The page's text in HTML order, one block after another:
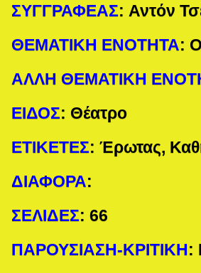
ΣΥΓΓΡΑΦΕΑΣ: Αντόν
ΘΕΜΑΤΙΚΗ ΕΝΟΤΗΤΑ:
ΑΛΛΗ ΘΕΜΑΤΙΚΗ
ΕΙΔΟΣ: Θέατρο
ΕΤΙΚΕΤΕΣ: Έρωτας,
ΔΙΑΦΟΡΑ:
ΣΕΛΙΔΕΣ:66
ΠΑΡΟΥΣΙΑΣΗ-ΚΡΙΤΙΚΗ: